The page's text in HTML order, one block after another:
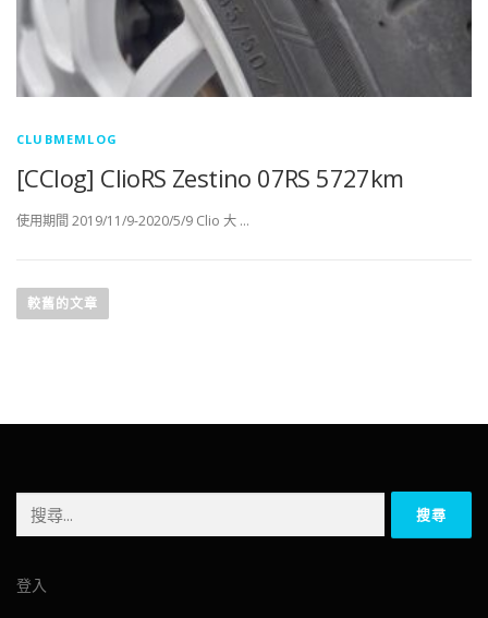
CLUBMEMLOG
[CClog] ClioRS Zestino 07RS 5727km
使用期間 2019/11/9-2020/5/9 Clio 大 …
章
較舊的文章
鍵
登入